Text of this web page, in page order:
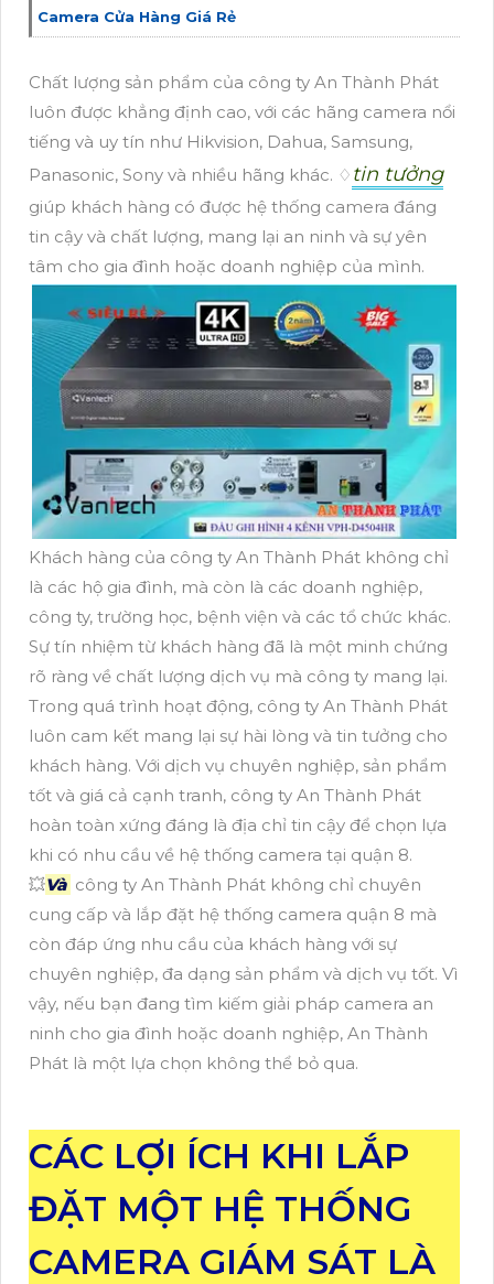
Camera Cửa Hàng Giá Rẻ
Chất lượng sản phẩm của công ty An Thành Phát
luôn được khẳng định cao, với các hãng camera nổi
tiếng và uy tín như Hikvision, Dahua, Samsung,
Panasonic, Sony và nhiều hãng khác. ♢ tin tưởng
giúp khách hàng có được hệ thống camera đáng
tin cậy và chất lượng, mang lại an ninh và sự yên
tâm cho gia đình hoặc doanh nghiệp của mình.
Khách hàng của công ty An Thành Phát không chỉ
là các hộ gia đình, mà còn là các doanh nghiệp,
công ty, trường học, bệnh viện và các tổ chức khác.
Sự tín nhiệm từ khách hàng đã là một minh chứng
rõ ràng về chất lượng dịch vụ mà công ty mang lại.
Trong quá trình hoạt động, công ty An Thành Phát
luôn cam kết mang lại sự hài lòng và tin tưởng cho
khách hàng. Với dịch vụ chuyên nghiệp, sản phẩm
tốt và giá cả cạnh tranh, công ty An Thành Phát
hoàn toàn xứng đáng là địa chỉ tin cậy để chọn lựa
khi có nhu cầu về hệ thống camera tại quận 8.
💥Và công ty An Thành Phát không chỉ chuyên
cung cấp và lắp đặt hệ thống camera quận 8 mà
còn đáp ứng nhu cầu của khách hàng với sự
chuyên nghiệp, đa dạng sản phẩm và dịch vụ tốt. Vì
vậy, nếu bạn đang tìm kiếm giải pháp camera an
ninh cho gia đình hoặc doanh nghiệp, An Thành
Phát là một lựa chọn không thể bỏ qua.
CÁC LỢI ÍCH KHI LẮP
ĐẶT MỘT HỆ THỐNG
CAMERA GIÁM SÁT LÀ